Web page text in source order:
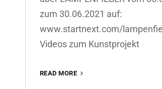
zum 30.06.2021 auf:
www.startnext.com/
Videos zum Kunstprojekt
READ MORE